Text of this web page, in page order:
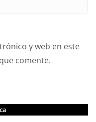
y web en este
comente.